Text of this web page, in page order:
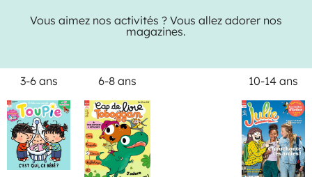
Vous aimez nos activités ? Vous allez adorer nos
magazines.
3-6 ans 6-8 ans 10-14 ans